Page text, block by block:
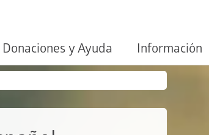
Donaciones y Ayuda Información